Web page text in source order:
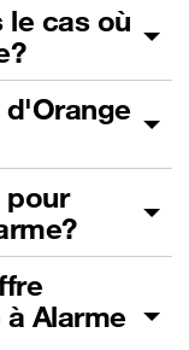
le cas où
pour
Alarme